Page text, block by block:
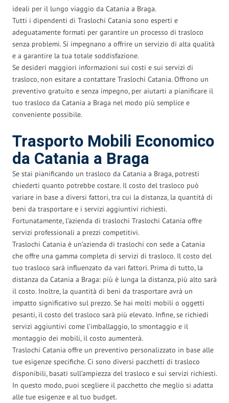
ideali per il lungo viaggio da Catania a Braga.
Tutti i dipendenti di Traslochi Catania sono esperti e
adeguatamente formati per garantire un processo di trasloco
senza problemi. Si impegnano a offrire un servizio di alta qualità
e a garantire la tua totale soddisfazione.
Se desideri maggiori informazioni sui costi e sui servizi di
trasloco, non esitare a contattare Traslochi Catania. Offrono un
preventivo gratuito e senza impegno, per aiutarti a pianificare il
tuo trasloco da Catania a Braga nel modo più semplice e
conveniente possibile.
Trasporto Mobili Economico
da Catania a Braga
Se stai pianificando un trasloco da Catania a Braga, potresti
chiederti quanto potrebbe costare. Il costo del trasloco può
variare in base a diversi fattori, tra cui la distanza, la quantità di
beni da trasportare e i servizi aggiuntivi richiesti.
Fortunatamente, l’azienda di traslochi Traslochi Catania offre
servizi professionali a prezzi competitivi.
Traslochi Catania è un’azienda di traslochi con sede a Catania
che offre una gamma completa di servizi di trasloco. Il costo del
tuo trasloco sarà influenzato da vari fattori. Prima di tutto, la
distanza da Catania a Braga: più è lunga la distanza, più alto sarà
il costo. Inoltre, la quantità di beni da trasportare avrà un
impatto significativo sul prezzo. Se hai molti mobili o oggetti
pesanti, il costo del trasloco sarà più elevato. Infine, se richiedi
servizi aggiuntivi come l’imballaggio, lo smontaggio e il
montaggio dei mobili, il costo aumenterà.
Traslochi Catania offre un preventivo personalizzato in base alle
tue esigenze specifiche. Ci sono diversi pacchetti di trasloco
disponibili, basati sull’ampiezza del trasloco e sui servizi richiesti.
In questo modo, puoi scegliere il pacchetto che meglio si adatta
alle tue esigenze e al tuo budget.